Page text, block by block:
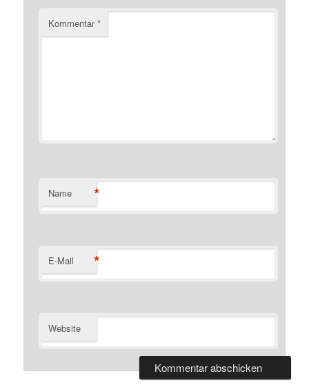
Kommentar*
Name *
E-Mail *
Website